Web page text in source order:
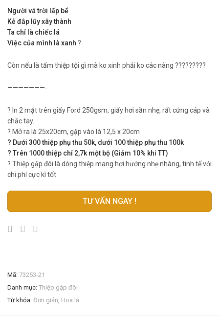
Người vá trời lấp bể
Kẻ đắp lũy xây thành
Ta chỉ là chiếc lá
Việc của mình là xanh ?
Còn nếu là tấm thiệp tội gì mà ko xinh phải ko các nàng ?????????
———————-
? In 2 mặt trên giấy Ford 250gsm, giấy hơi sần nhẹ, rất cứng cáp và
chắc tay.
? Mở ra là 25x20cm, gập vào là 12,5 x 20cm
? Dưới 300 thiệp phụ thu 50k, dưới 100 thiệp phụ thu 100k
? Trên 1000 thiệp chỉ 2,7k một bộ (Giảm 10% khi TT)
? Thiệp gập đôi là dòng thiệp mang hơi hướng nhẹ nhàng, tinh tế với
chi phí cực kì tốt
TƯ VẤN NGAY !
Mã: 73253-21
Danh mục: Thiệp gập đôi
Từ khóa: Đơn giản, Hoa lá